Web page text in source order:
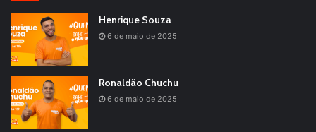
Henrique Souza
6 de maio de 2025
Ronaldão Chuchu
6 de maio de 2025